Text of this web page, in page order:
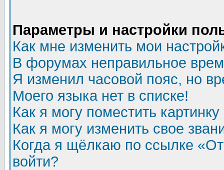
Параметры и настройки
Как мне изменить мои
В форумах неправильное
Я изменил часовой пояс, но
Моего языка нет в списке!
Как я могу поместить
Как я могу изменить свое
Когда я щёлкаю по ссылке
войти?